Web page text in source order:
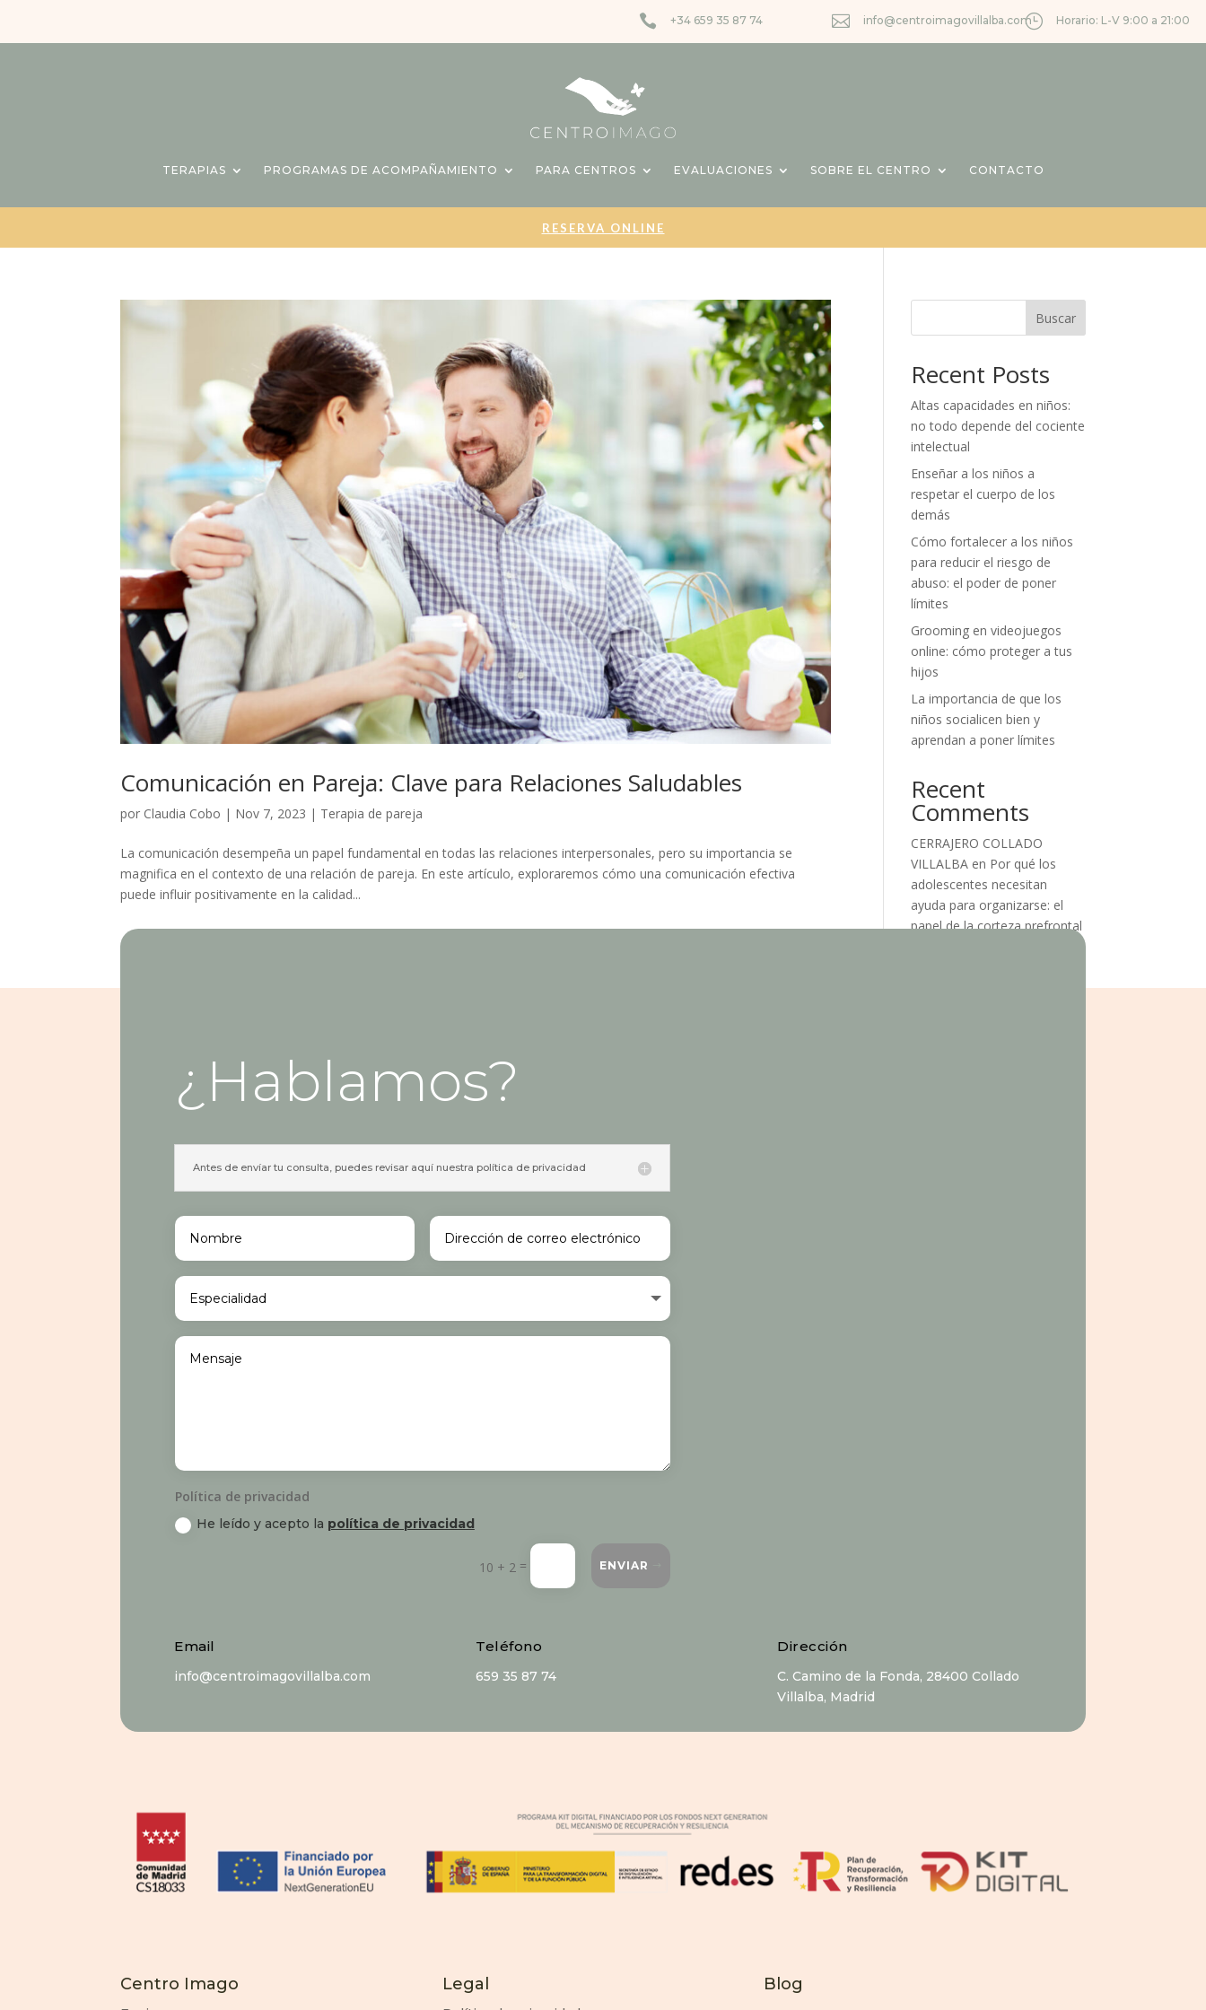
 +34 659 35 87 74  info@centroimagovillalba.com} Horario: L-V 9:00 a 21:00
TERAPIAS PROGRAMAS DE ACOMPAÑAMIENTO PARA CENTROS EVALUACIONES SOBRE EL CENTRO CONTACTO
RESERVA ONLINE
Comunicación en Pareja: Clave para Relaciones Saludables
por Claudia Cobo | Nov 7, 2023 | Terapia de pareja
La comunicación desempeña un papel fundamental en todas las relaciones interpersonales, pero su importancia se
magnifica en el contexto de una relación de pareja. En este artículo, exploraremos cómo una comunicación efectiva
puede influir positivamente en la calidad...
Buscar
Recent Posts
Altas capacidades en niños:
no todo depende del cociente
intelectual
Enseñar a los niños a
respetar el cuerpo de los
demás
Cómo fortalecer a los niños
para reducir el riesgo de
abuso: el poder de poner
límites
Grooming en videojuegos
online: cómo proteger a tus
hijos
La importancia de que los
niños socialicen bien y
aprendan a poner límites
Recent
Comments
CERRAJERO COLLADO
VILLALBA en Por qué los
adolescentes necesitan
ayuda para organizarse: el
papel de la corteza prefrontal
¿Hablamos?
Antes de envíar tu consulta, puedes revisar aquí nuestra política de privacidad
Política de privacidad
He leído y acepto la política de privacidad
10 + 2 = ENVIAR
Email
info@centroimagovillalba.com
Teléfono
659 35 87 74
Dirección
C. Camino de la Fonda, 28400 Collado
Villalba, Madrid
Centro Imago Legal Blog